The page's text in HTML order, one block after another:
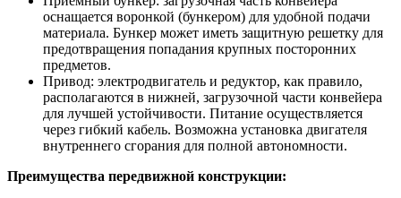
оснащается воронкой (бункером) для удобной подачи
материала. Бункер может иметь защитную решетку для
предотвращения попадания крупных посторонних
предметов.
Привод: электродвигатель и редуктор, как правило,
располагаются в нижней, загрузочной части конвейера
для лучшей устойчивости. Питание осуществляется
через гибкий кабель. Возможна установка двигателя
внутреннего сгорания для полной автономности.
Преимущества передвижной конструкции: